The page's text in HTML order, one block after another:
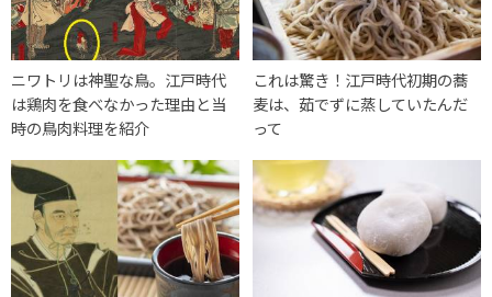
ニワトリは神聖な鳥。江戸時代
は鶏肉を食べなかった理由と当
時の鳥肉料理を紹介
これは驚き！江戸時代初期の蕎
麦は、茹でずに蒸していたんだ
って